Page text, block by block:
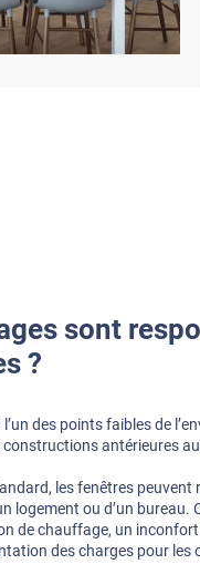
sont
?
des points faibles de
antérieures
les fenêtres peuvent
logement ou d’un bureau.
de chauffage, un
des charges pour les